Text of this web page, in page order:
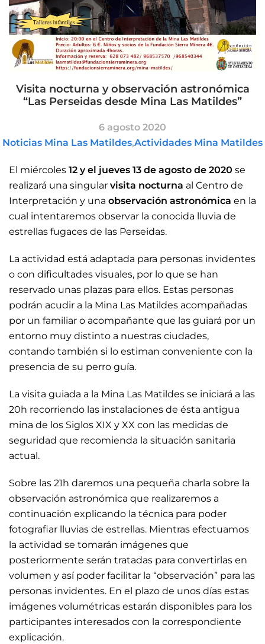
Visita nocturna y observación astronómica
“Las Perseidas desde Mina Las Matildes”
6 agosto 2020
Noticias Mina Las Matildes,Actividades Mina Matildes
El miércoles 12 y el jueves 13 de agosto de 2020 se
realizará una singular visita nocturna al Centro de
Interpretación y una observación astronómica en la
cual intentaremos observar la conocida lluvia de
estrellas fugaces de las Perseidas.
La actividad está adaptada para personas invidentes
o con dificultades visuales, por lo que se han
reservado unas plazas para ellos. Estas personas
podrán acudir a la Mina Las Matildes acompañadas
por un familiar o acompañante que las guiará por un
entorno muy distinto a nuestras ciudades,
contando también si lo estiman conveniente con la
presencia de su perro guía.
La visita guiada a la Mina Las Matildes se iniciará a las
20h recorriendo las instalaciones de ésta antigua
mina de los Siglos XIX y XX con las medidas de
seguridad que recomienda la situación sanitaria
actual.
Sobre las 21h daremos una pequeña charla sobre la
observación astronómica que realizaremos a
continuación explicando la técnica para poder
fotografiar lluvias de estrellas. Mientras efectuamos
la actividad se tomarán imágenes que
posteriormente serán tratadas para convertirlas en
volumen y así poder facilitar la “observación” para las
personas invidentes. En el plazo de unos días estas
imágenes volumétricas estarán disponibles para los
participantes interesados con la correspondiente
explicación.